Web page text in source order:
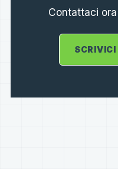
Contattaci